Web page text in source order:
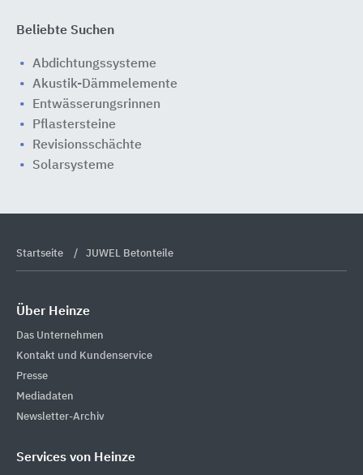
Beliebte Suchen
Abdichtungssysteme
Akustik-Dämmelemente
Entwässerungsrinnen
Pflastersteine
Revisionsschächte
Solarsysteme
Startseite JUWEL Betonteile
Über Heinze
Das Unternehmen
Kontakt und Kundenservice
Presse
Mediadaten
Newsletter-Archiv
Services von Heinze